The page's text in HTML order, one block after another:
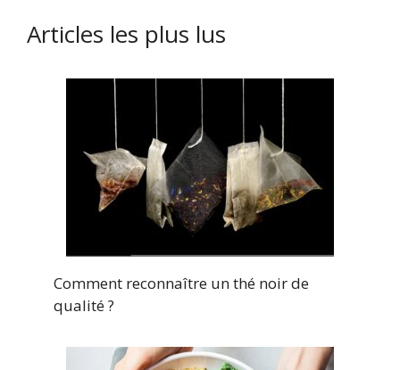
Articles les plus lus
Comment reconnaître un thé noir de
qualité ?